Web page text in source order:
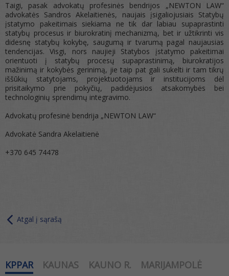
Taigi, pasak advokatų profesinės bendrijos „NEWTON LAW“
advokatės Sandros Akelaitienės, naujais įsigaliojusiais Statybų
įstatymo pakeitimais siekiama ne tik dar labiau supaprastinti
statybų procesus ir biurokratinį mechanizmą, bet ir užtikrinti vis
didesnę statybų kokybę, saugumą ir tvarumą pagal naujausias
tendencijas. Visgi, nors naujieji Statybos įstatymo pakeitimai
orientuoti į statybų procesų supaprastinimą, biurokratijos
mažinimą ir kokybės gerinimą, jie taip pat gali sukelti ir tam tikrų
iššūkių statytojams, projektuotojams ir institucijoms dėl
prisitaikymo prie pokyčių, padidėjusios atsakomybės bei
technologinių sprendimų integravimo.
Advokatų profesinė bendrija „NEWTON LAW“
Advokatė Sandra Akelaitienė
+370 645 74478
Atgal į sąrašą
KPPAR KAUNAS KAUNO R.
MARIJAMPOLĖ